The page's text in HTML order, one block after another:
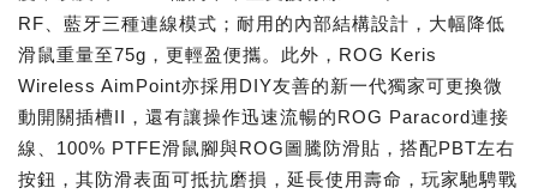
RF、藍牙三種連線模式；耐用的內部結構設計，大幅降低
滑鼠重量至75g，更輕盈便攜。此外，ROG Keris
Wireless AimPoint亦採用DIY友善的新一代獨家可更換微
動開關插槽II，還有讓操作迅速流暢的ROG Paracord連接
線、100% PTFE滑鼠腳與ROG圖騰防滑貼，搭配PBT左右
按鈕，其防滑表面可抵抗磨損，延長使用壽命，玩家馳騁戰